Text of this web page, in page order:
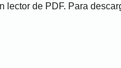
lector de PDF. Para